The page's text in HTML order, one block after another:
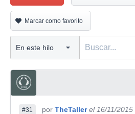
Marcar como favorito
#31 por TheTaller el 16/11/2015